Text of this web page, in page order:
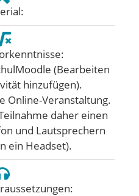
(Bearbeiten
hinzufügen).
Online-Veranstaltung.
daher einen
und Lautsprechern
ein Headset).